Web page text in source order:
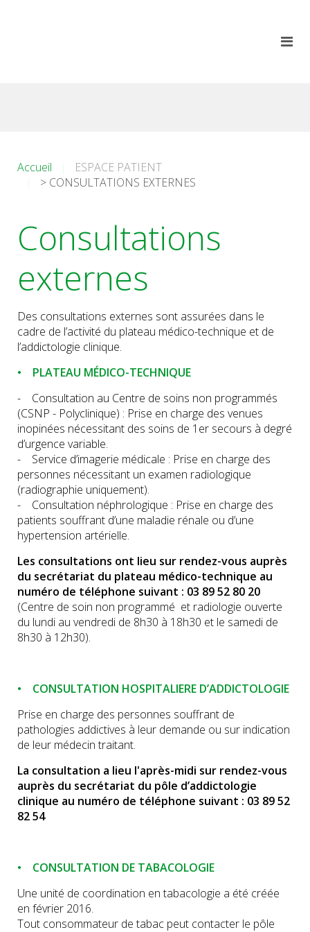
Accueil
ESPACE PATIENT
> CONSULTATIONS EXTERNES
Consultations
externes
Des consultations externes sont assurées dans le
cadre de l’activité du plateau médico-technique et de
l’addictologie clinique.
• PLATEAU MÉDICO-TECHNIQUE
- Consultation au Centre de soins non programmés
(CSNP - Polyclinique) : Prise en charge des venues
inopinées nécessitant des soins de 1er secours à degré
d’urgence variable.
- Service d’imagerie médicale : Prise en charge des
personnes nécessitant un examen radiologique
(radiographie uniquement).
- Consultation néphrologique : Prise en charge des
patients souffrant d’une maladie rénale ou d’une
hypertension artérielle.
Les consultations ont lieu sur rendez-vous auprès
du secrétariat du plateau médico-technique au
numéro de téléphone suivant : 03 89 52 80 20
(Centre de soin non programmé et radiologie ouverte
du lundi au vendredi de 8h30 à 18h30 et le samedi de
8h30 à 12h30).
• CONSULTATION HOSPITALIERE D’ADDICTOLOGIE
Prise en charge des personnes souffrant de
pathologies addictives à leur demande ou sur indication
de leur médecin traitant.
La consultation a lieu l'après-midi sur rendez-vous
auprès du secrétariat du pôle d’addictologie
clinique au numéro de téléphone suivant : 03 89 52
82 54
• CONSULTATION DE TABACOLOGIE
Une unité de coordination en tabacologie a été créée
en février 2016.
Tout consommateur de tabac peut contacter le pôle